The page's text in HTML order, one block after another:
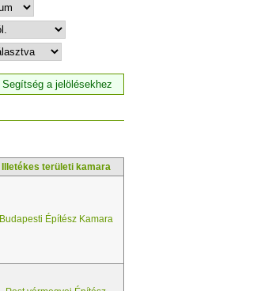
Illetékes területi kamara
Budapesti Építész Kamara